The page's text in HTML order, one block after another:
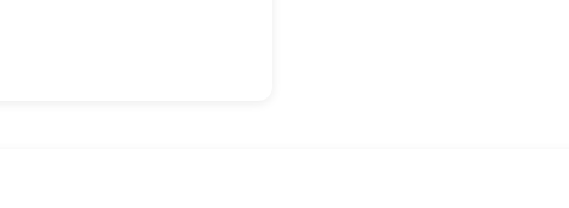
y diseño elegante, el
de tablets premium.